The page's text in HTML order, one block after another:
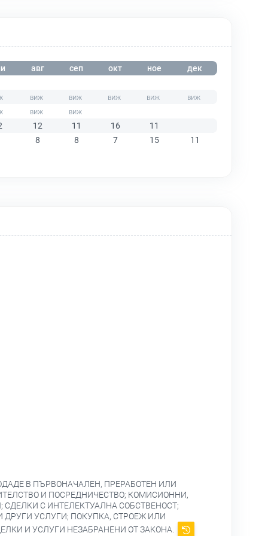
авг сеп окт ное дек
12 11 16
11
8
8 7 15 11
В ПЪРВОНАЧАЛЕН, ПРЕРАБОТЕН ИЛИ
И ПОСРЕДНИЧЕСТВО; КОМИСИОННИ,
С ИНТЕЛЕКТУАЛНА СОБСТВЕНОСТ;
УСЛУГИ; ПОКУПКА, СТРОЕЖ ИЛИ
И УСЛУГИ НЕЗАБРАНЕНИ ОТ ЗАКОНА.